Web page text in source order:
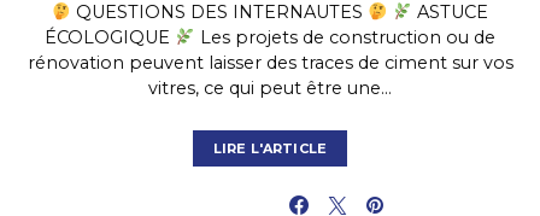
QUESTIONS DES INTERNAUTES
ASTUCE
ÉCOLOGIQUE
Les projets de construction ou de
rénovation peuvent laisser des traces de ciment sur vos
vitres, ce qui peut être une…
LIRE L'ARTICLE